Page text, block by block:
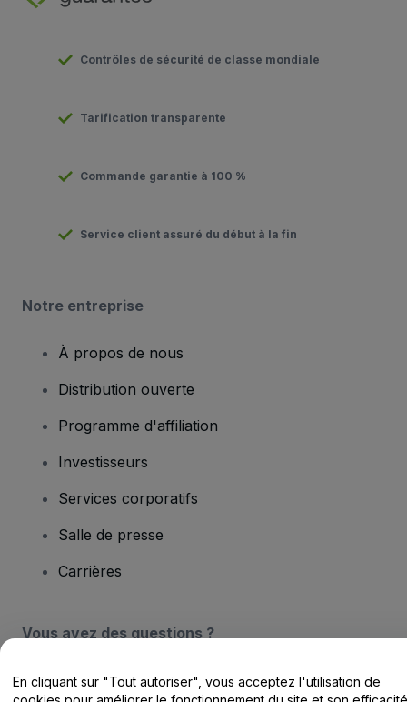
Contrôles de sécurité de classe mondiale
Tarification transparente
Commande garantie à 100 %
Service client assuré du début à la fin
Notre entreprise
À propos de nous
Distribution ouverte
Programme d'affiliation
Investisseurs
Services corporatifs
Salle de presse
Carrières
Vous avez des questions ?
Centre d'assistance / Nous contacter
En cliquant sur "Tout autoriser", vous acceptez l'utilisation de